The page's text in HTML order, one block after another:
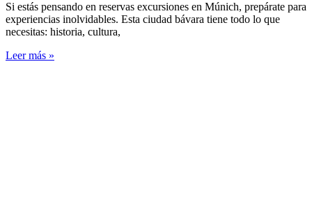
Si estás pensando en reservas excursiones en Múnich, prepárate para
experiencias inolvidables. Esta ciudad bávara tiene todo lo que
necesitas: historia, cultura,
Leer más »